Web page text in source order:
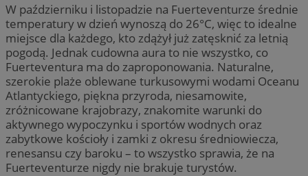
W październiku i listopadzie na Fuerteventurze średnie
temperatury w dzień wynoszą do 26°C, więc to idealne
miejsce dla każdego, kto zdążył już zatęsknić za letnią
pogodą. Jednak cudowna aura to nie wszystko, co
Fuerteventura ma do zaproponowania. Naturalne,
szerokie plaże oblewane turkusowymi wodami Oceanu
Atlantyckiego, piękna przyroda, niesamowite,
zróżnicowane krajobrazy, znakomite warunki do
aktywnego wypoczynku i sportów wodnych oraz
zabytkowe kościoły i zamki z okresu średniowiecza,
renesansu czy baroku – to wszystko sprawia, że na
Fuerteventurze nigdy nie brakuje turystów.